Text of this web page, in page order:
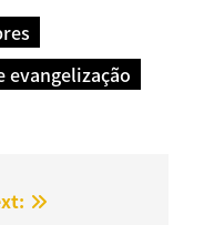
evangelização